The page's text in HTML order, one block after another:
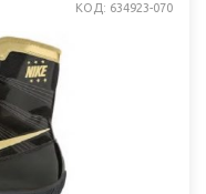
КОД: 634923-070